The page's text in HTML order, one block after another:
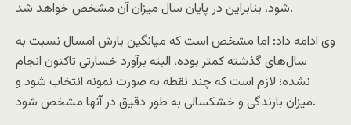
شود، بنابراین در پایان سال میزان آن مشخص خواهد شد.
وی ادامه داد: اما مشخص است که میانگین بارش امسال نسبت به
سال‌های گذشته کمتر بوده، البته برآورد خسارتی تاکنون انجام
نشده؛ لازم است که چند نقطه به صورت نمونه انتخاب شود و
میزان بارندگی و خشکسالی به طور دقیق در آنها مشخص شود.